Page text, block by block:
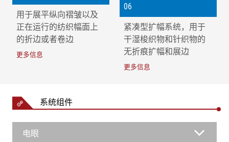
用于展平纵向褶皱以及
正在运行的纺织幅面上
的折边或者卷边
更多信息
06
紧凑型扩幅系统，用于
干湿梭织物和针织物的
无折痕扩幅和展边
更多信息
系统组件
电眼